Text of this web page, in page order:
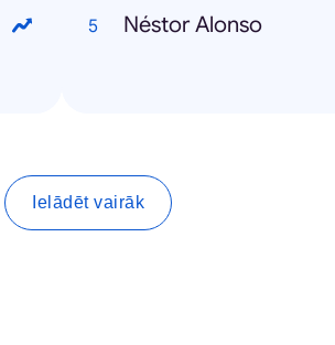
Néstor Alonso
Ielādēt vairāk